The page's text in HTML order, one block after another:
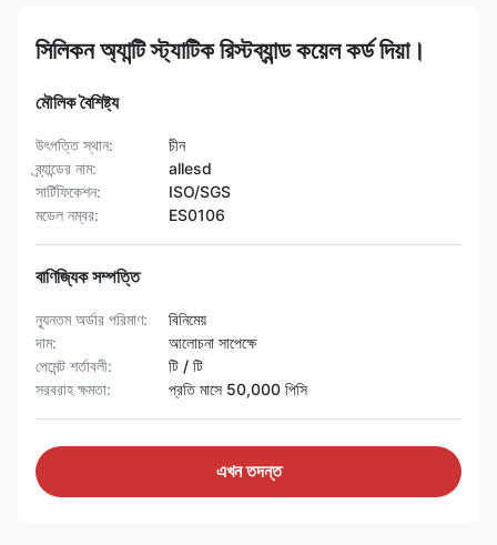
সিলিকন অ্যান্টি স্ট্যাটিক রিস্টব্যান্ড কয়েল কর্ড দিয়া।
মৌলিক বৈশিষ্ট্য
উৎপত্তি স্থান:
চীন
ব্র্যান্ডের নাম:
allesd
সার্টিফিকেশন:
ISO/SGS
মডেল নম্বর:
ES0106
বাণিজ্যিক সম্পত্তি
ন্যূনতম অর্ডার পরিমাণ:
বিনিমেয়
দাম:
আলোচনা সাপেক্ষে
পেমেন্ট শর্তাবলী:
টি / টি
সরবরাহ ক্ষমতা:
প্রতি মাসে 50,000 পিসি
এখন তদন্ত